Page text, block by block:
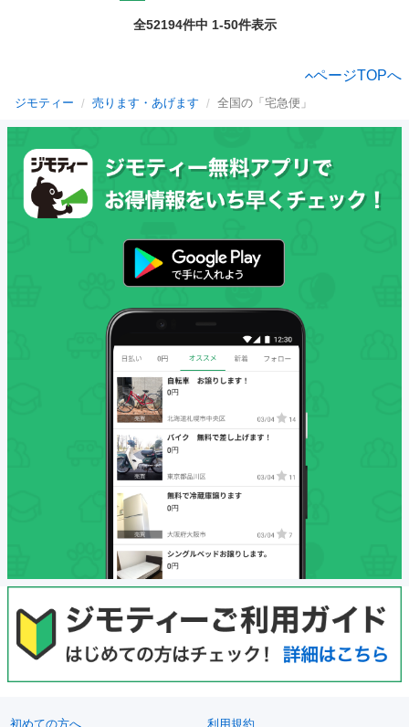
全52194件中 1-50件表示
ページTOPへ
ジモティー 売ります・あげます 全国の「宅急便」
初めての方へ 利用規約